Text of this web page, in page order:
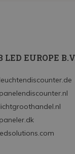
LED EUROPE